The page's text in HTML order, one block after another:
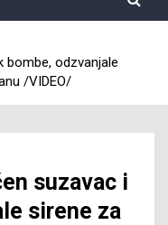
bombe, odzvanjale
/VIDEO/
suzavac i
sirene za